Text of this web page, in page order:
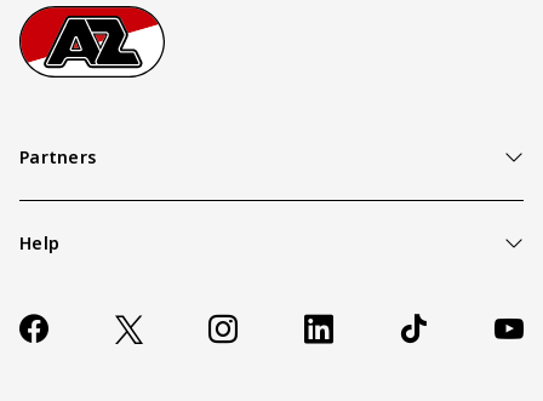
Footer
Ga naar onze homepage
Partners
Help
Contact
FAQ
Socials
https://www.facebook.com/AZAlkmaar
X Instagram LinkedIn TikTok